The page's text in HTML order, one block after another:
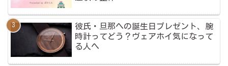
彼氏・旦那への誕生日プレゼント、腕
時計ってどう？ヴェアホイ気になって
る人へ